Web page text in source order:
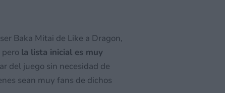
Baka Mitai de Like a Dragon,
pero la lista inicial es muy
del juego sin necesidad de
sean muy fans de dichos